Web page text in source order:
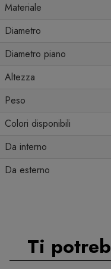
Materiale
Diametro
Diametro piano
Altezza
Peso
Colori disponibili
Da interno
Da esterno
Ti